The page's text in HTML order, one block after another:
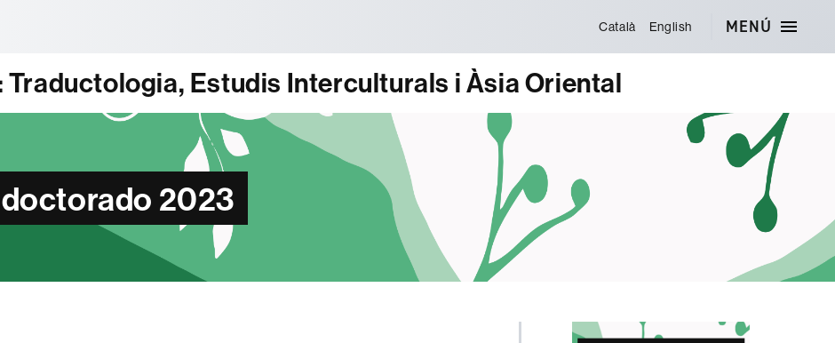
Català English MENÚ
Traductologia, Estudis Interculturals i Àsia Oriental
2023